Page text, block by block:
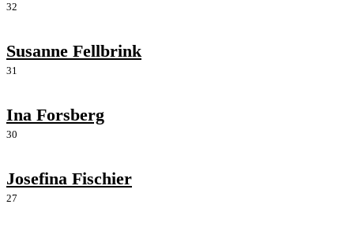
32
Susanne Fellbrink
31
Ina Forsberg
30
Josefina Fischier
27